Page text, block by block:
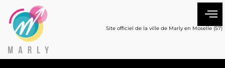
Site officiel de la ville de Marly en Moselle (57)